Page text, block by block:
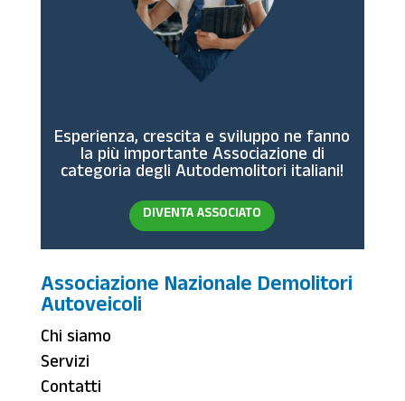
Esperienza, crescita e sviluppo ne fanno
la più importante Associazione di
categoria degli Autodemolitori italiani!
DIVENTA ASSOCIATO
Associazione Nazionale Demolitori
Autoveicoli
Chi siamo
Servizi
Contatti